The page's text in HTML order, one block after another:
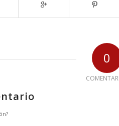
0